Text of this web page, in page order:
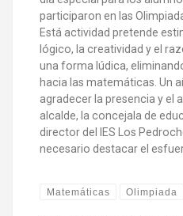
participaron en las
Está actividad pretende
lógico, la creatividad y el
una forma lúdica,
hacia las matemáticas. Un
agradecer la presencia y el
alcalde, la concejala de
director del IES Los
necesario destacar el
Matemáticas Olimpiada